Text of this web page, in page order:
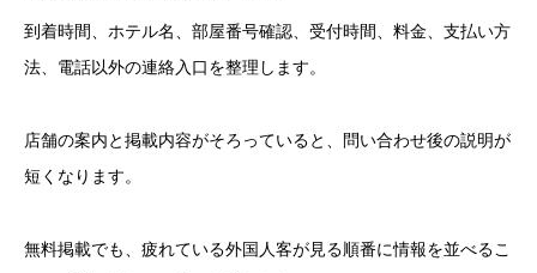
到着時間、ホテル名、部屋番号確認、受付時間、料金、支払い方
法、電話以外の連絡入口を整理します。
店舗の案内と掲載内容がそろっていると、問い合わせ後の説明が
短くなります。
無料掲載でも、疲れている外国人客が見る順番に情報を並べるこ